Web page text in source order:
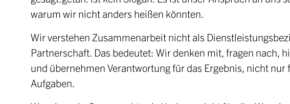
warum wir nicht anders heißen könnten.
Wir verstehen Zusammenarbeit nicht als
Partnerschaft. Das bedeutet: Wir denken mit, fragen nach,
und übernehmen Verantwortung für das Ergebnis, nicht nur
Aufgaben.